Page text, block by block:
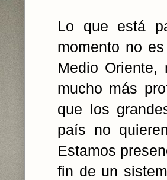
Lo que está
momento no
Medio
mucho más
que los
país no
Estamos
fin de un